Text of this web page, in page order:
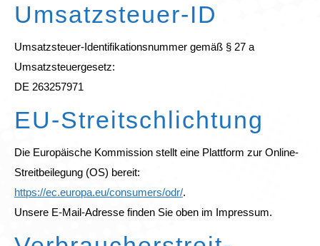
Umsatzsteuer-ID
Umsatzsteuer-Identifikationsnummer gemäß § 27 a
Umsatzsteuergesetz:
DE 263257971
EU-Streitschlichtung
Die Europäische Kommission stellt eine Plattform zur Online-
Streitbeilegung (OS) bereit:
https://ec.europa.eu/consumers/odr/.
Unsere E-Mail-Adresse finden Sie oben im Impressum.